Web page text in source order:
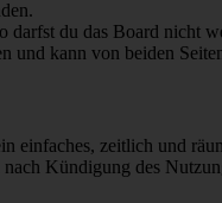
darfst du das Board
und kann von beiden
einfaches, zeitlich und
Kündigung des